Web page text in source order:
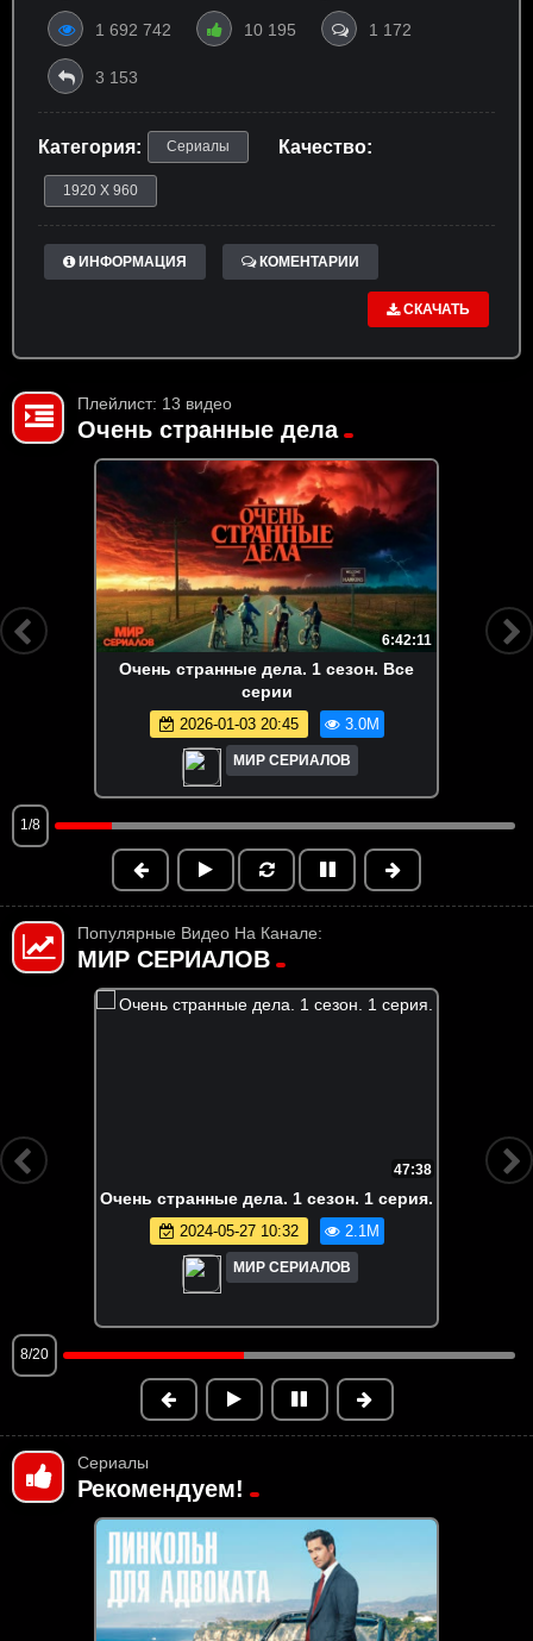
1 692 742 10 195 1 172
3 153
Категория: Сериалы Качество:
1920 X 960
ИНФОРМАЦИЯ КОМЕНТАРИИ
СКАЧАТЬ
Плейлист: 13 видео
Очень странные дела
6:42:11
Очень странные дела. 1 сезон. Все
серии
2026-01-03 20:45 3.0M
МИР СЕРИАЛОВ
1/8
Популярные Видео На Канале:
МИР СЕРИАЛОВ
6:55:58
Вне кампуса. Все серии
2026-05-20 13:40 1.9M
МИР СЕРИАЛОВ
9/20
Сериалы
Рекомендуем!